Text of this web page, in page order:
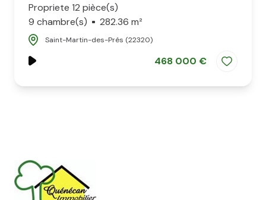
Propriete 12 pièce(s)
9 chambre(s)
282.36 m²
Saint-Martin-des-Prés (22320)
468 000 €